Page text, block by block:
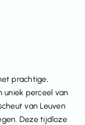
prachtige,
uniek perceel van
van Leuven
Deze tijdloze